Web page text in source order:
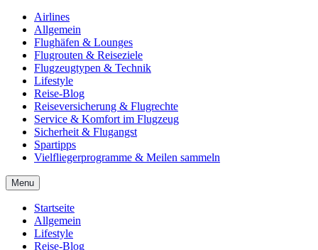
Airlines
Allgemein
Flughäfen & Lounges
Flugrouten & Reiseziele
Flugzeugtypen & Technik
Lifestyle
Reise-Blog
Reiseversicherung & Flugrechte
Service & Komfort im Flugzeug
Sicherheit & Flugangst
Spartipps
Vielfliegerprogramme & Meilen sammeln
Menu
Startseite
Allgemein
Lifestyle
Reise-Blog